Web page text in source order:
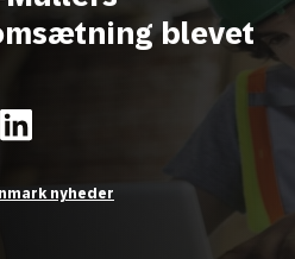
blevet
nyheder